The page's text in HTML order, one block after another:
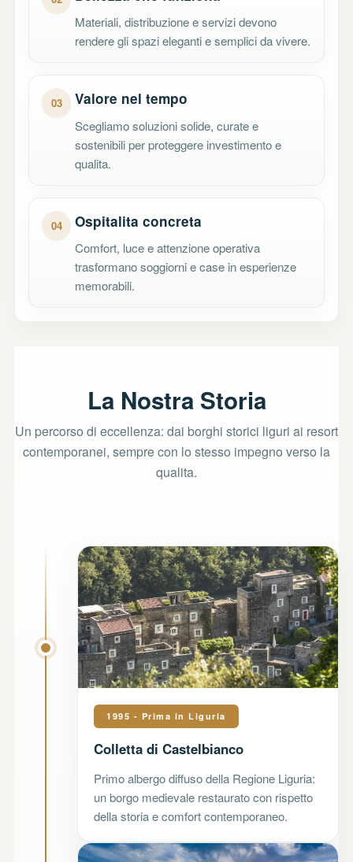
Materiali, distribuzione e servizi devono
rendere gli spazi eleganti e semplici da vivere.
03 Valore nel tempo
Scegliamo soluzioni solide, curate e
sostenibili per proteggere investimento e
qualita.
04 Ospitalita concreta
Comfort, luce e attenzione operativa
trasformano soggiorni e case in esperienze
memorabili.
La Nostra Storia
Un percorso di eccellenza: dai borghi storici liguri ai resort
contemporanei, sempre con lo stesso impegno verso la
qualita.
1995 - Prima in Liguria
Colletta di Castelbianco
Primo albergo diffuso della Regione Liguria:
un borgo medievale restaurato con rispetto
della storia e comfort contemporaneo.